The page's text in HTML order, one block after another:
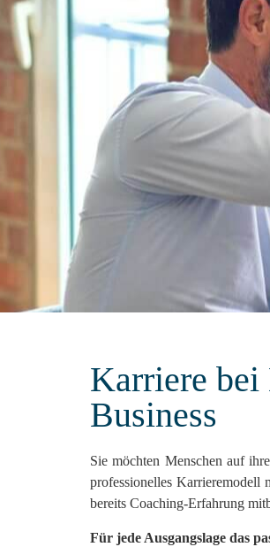
Karriere bei
Business
Sie möchten Menschen auf
professionelles Karrieremodell
bereits Coaching-Erfahrung
Für jede Ausgangslage das